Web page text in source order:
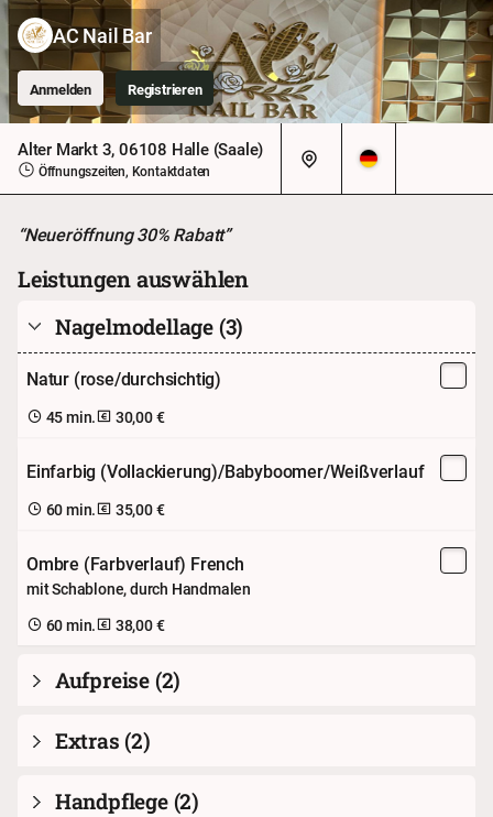
AC Nail Bar
Anmelden Registrieren
Alter Markt 3, 06108 Halle (Saale)
Öffnungszeiten, Kontaktdaten
“Neueröffnung 30% Rabatt”
Leistungen auswählen
Nagelmodellage (3)
Natur (rose/durchsichtig)
45 min. 30,00 €
Einfarbig (Vollackierung)/Babyboomer/Weißverlauf
60 min. 35,00 €
Ombre (Farbverlauf) French
mit Schablone, durch Handmalen
60 min.
38,00 €
Aufpreise (2)
Extras(2)
Handpflege (2)